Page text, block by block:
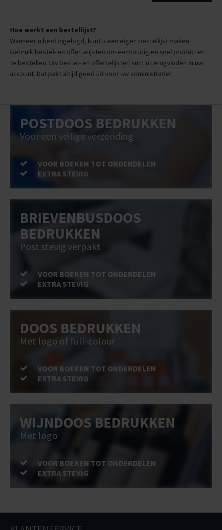
Hoe werkt een bestellijst?
Wanneer u bent ingelogd, kunt u een eigen bestellijst maken.
Gebruik bestel- en offertelijsten om eenvoudig en snel producten
te bestellen. Uw bestel- en offertelijsten kunt u terugvinden in uw
account. Dat pakt altijd goed uit voor uw administratie!
POSTDOOS BEDRUKKEN
Voor een veilige verzending
VOOR BOEKEN TOT ONDERDELEN
EXTRA STEVIG
BRIEVENBUSDOOS
BEDRUKKEN
Post stevig verpakt
VOOR BOEKEN TOT ONDERDELEN
EXTRA STEVIG
DOOS BEDRUKKEN
Met logo of full-colour
VOOR BOEKEN TOT ONDERDELEN
EXTRA STEVIG
WIJNDOOS BEDRUKKEN
Met logo
VOOR BOEKEN TOT ONDERDELEN
EXTRA STEVIG